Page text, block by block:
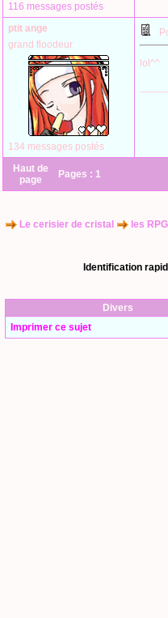
116 messages postés
ptit ange
grand floodeur
134 messages postés
lol^^
Haut de
page
Pages : 1
Le cerisier de cristal les
Identification
Divers
Imprimer ce sujet